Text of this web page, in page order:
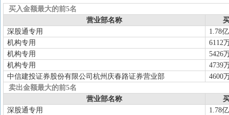
买入金额最大的前5名
营业部名称
深股通专用
1.78亿
机构专用
6112
机构专用
5426
机构专用
4739
中信建投证券股份有限公司杭州庆春路证券营业部
4600
卖出金额最大的前5名
营业部名称
深股通专用
1.78亿